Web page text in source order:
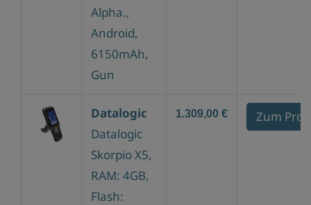
Alpha.,
Android,
6150mAh,
Gun
Datalogic
Datalogic
Skorpio X5,
RAM: 4GB,
Flash:
1.309,00 € Zum